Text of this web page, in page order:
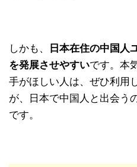
しかも、
日本在住の中国人
を発展させやすいです。本
手がほしい人は、ぜひ利用
が、日本で中国人と出会う
です。